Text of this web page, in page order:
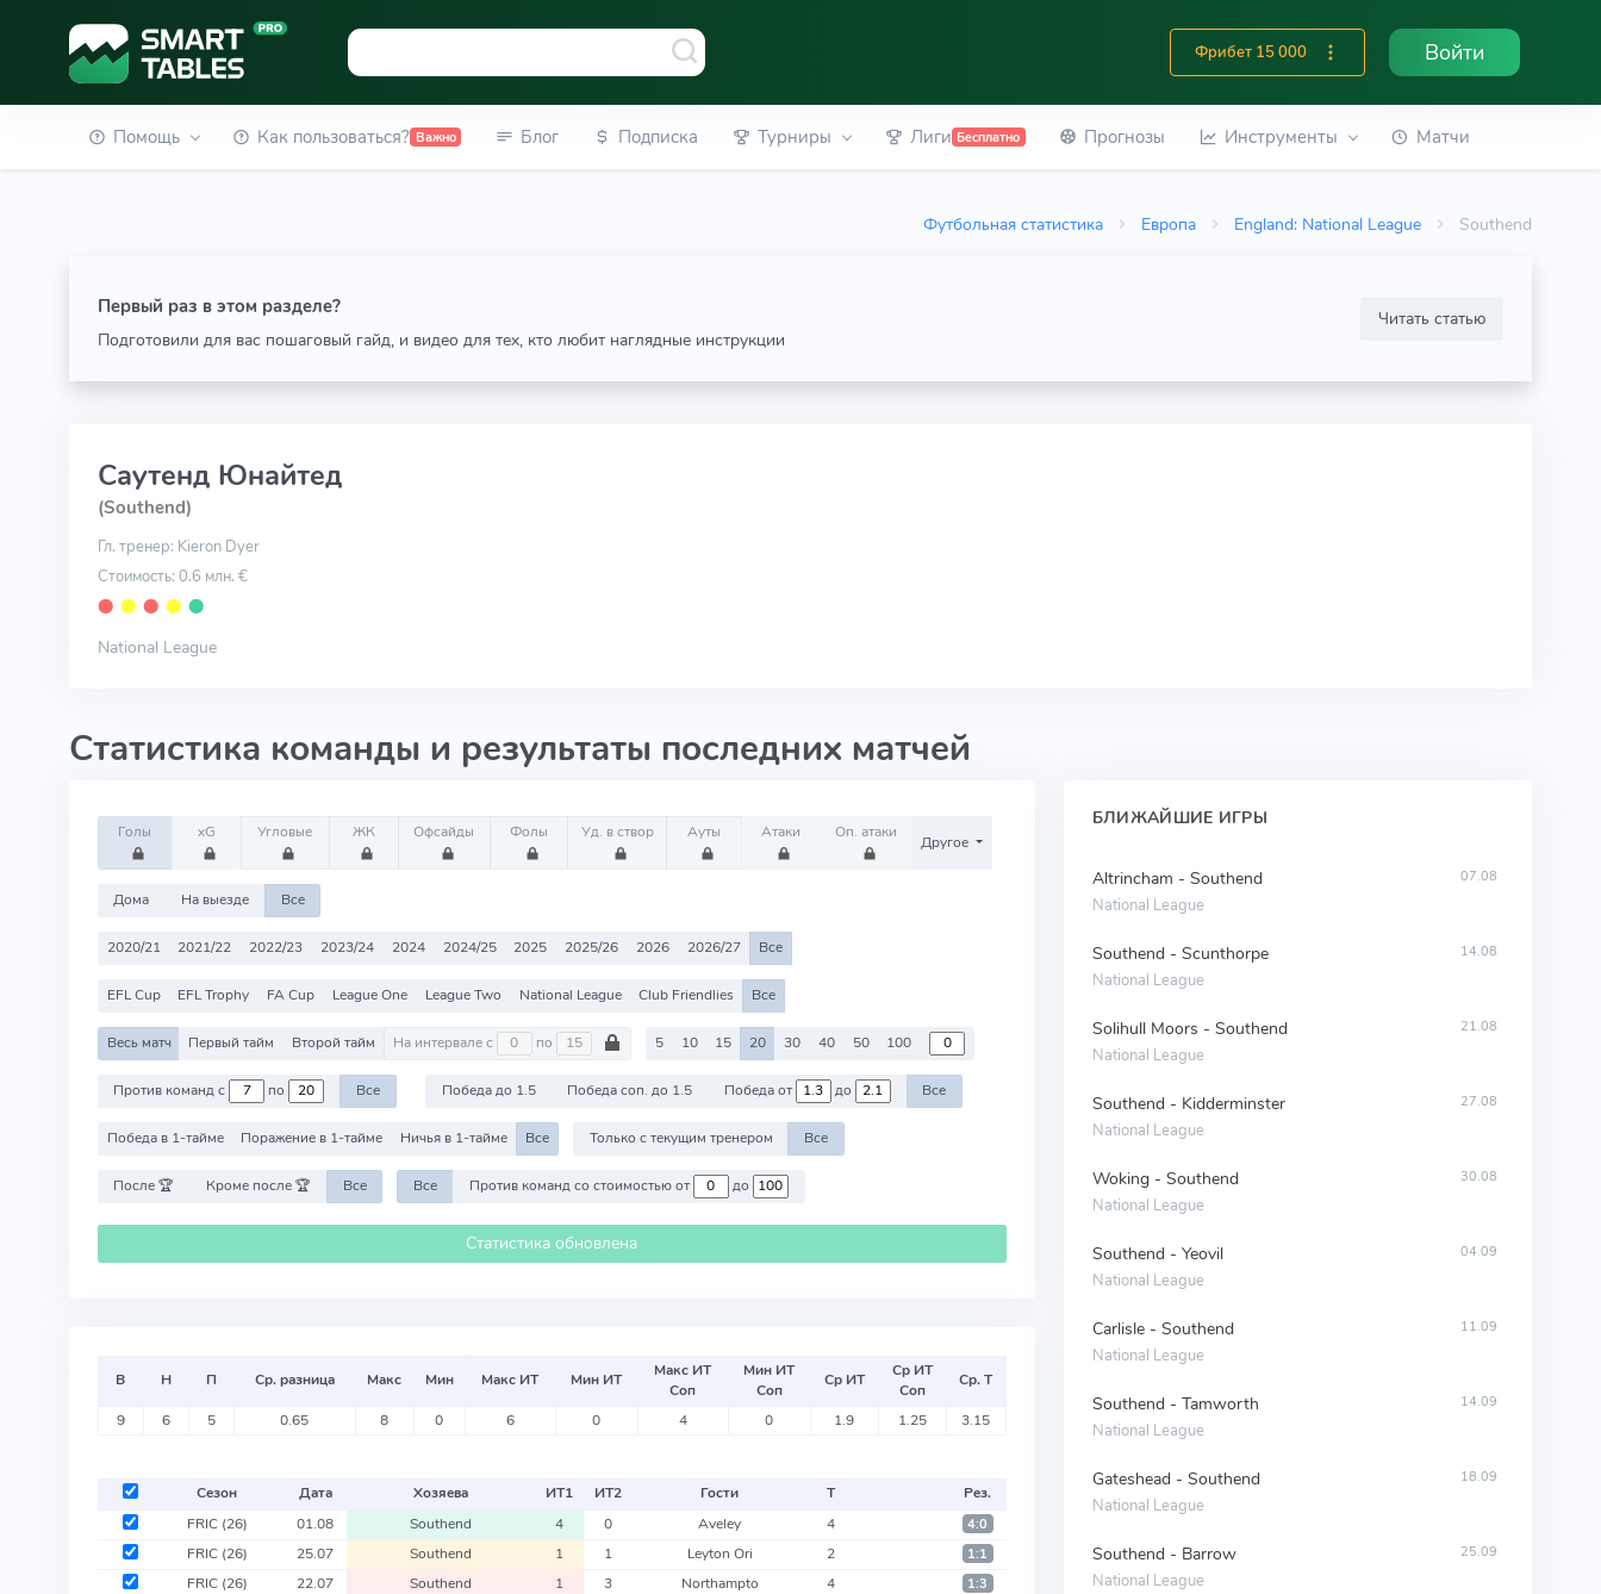
Фрибет 15 000 Войти
Помощь Как пользоваться? Важно Блог Подписка Турниры Лиги Бесплатно Прогнозы Инструменты Матчи
Футбольная статистика Европа England: National League Southend
Первый раз в этом разделе?
Подготовили для вас пошаговый гайд, и видео для тех, кто любит наглядные инструкции
Читать статью
Саутенд Юнайтед
(Southend)
Гл. тренер: Kieron Dyer
Стоимость: 0.6 млн. €
⬤ ⬤ ⬤ ⬤ ⬤
National League
Статистика команды и результаты последних матчей
Голы xG Угловые ЖК Офсайды Фолы Уд. в створ Ауты Атаки Оп. атаки
Другое
Дома На выезде Все
2020/21 2021/22 2022/23 2023/24 2024 2024/25 2025 2025/26 2026 2026/27 Все
EFL Cup EFL Trophy FA Cup League One League Two National League Club Friendlies Все
Весь матч Первый тайм Второй тайм На интервале с по 5 10 15 20 30 40 50 100
Против команд с по Все Победа до 1.5 Победа соп. до 1.5 Победа от до Все
Победа в 1-тайме Поражение в 1-тайме Ничья в 1-тайме Все Только с текущим тренером Все
После 🏆 Кроме после 🏆 Все Все Против команд со стоимостью от до
Статистика обновлена
В Н П Ср. разница Макс Мин Макс ИТ Мин ИТ
Макс ИТ
Соп
Мин ИТ
Соп
Ср ИТ
Ср ИТ
Соп
Ср. Т
9 6 5 0.65 8 0 6 0 4 0 1.9 1.25 3.15
Сезон Дата Хозяева ИТ1 ИТ2 Гости Т
Рез.
FRIC (26) 01.08 Southend 4 0 Aveley 4 4:0
FRIC (26) 25.07 Southend 1 1 Leyton Ori 2 1:1
FRIC (26) 22.07 Southend 1 3 Northampto 4 1:3
БЛИЖАЙШИЕ ИГРЫ
Altrincham - Southend
National League
07.08
Southend - Scunthorpe
National League
14.08
Solihull Moors - Southend
National League
21.08
Southend - Kidderminster
National League
27.08
Woking - Southend
National League
30.08
Southend - Yeovil
National League
04.09
Carlisle - Southend
National League
11.09
Southend - Tamworth
National League
14.09
Gateshead - Southend
National League
18.09
Southend - Barrow
National League
25.09